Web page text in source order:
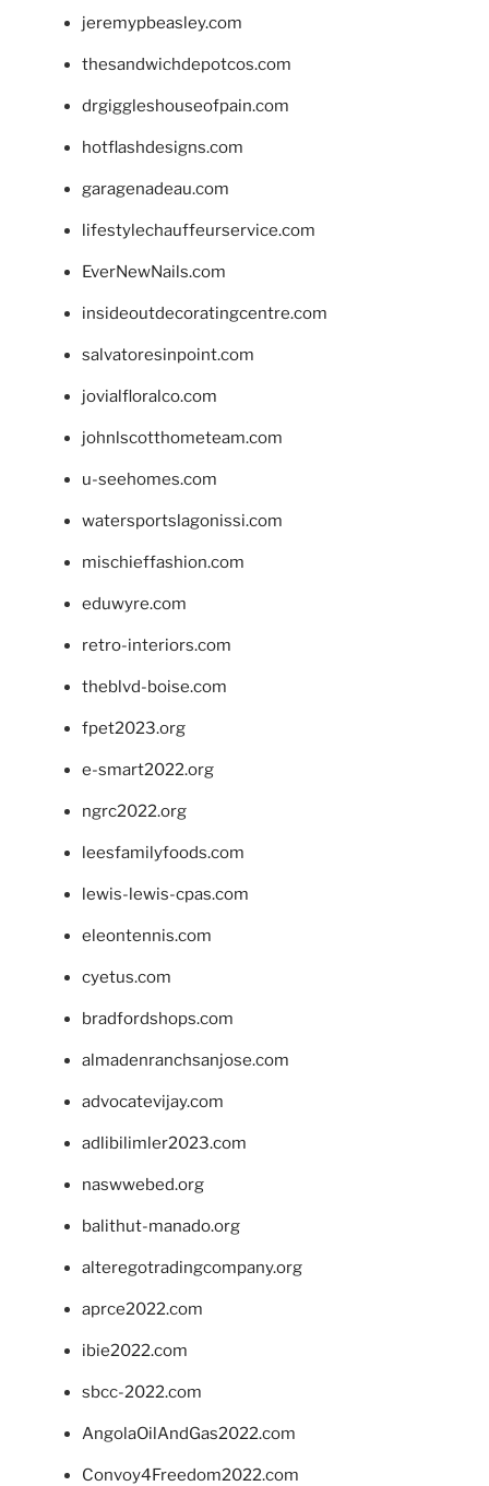
jeremypbeasley.com
thesandwichdepotcos.com
drgiggleshouseofpain.com
hotflashdesigns.com
garagenadeau.com
lifestylechauffeurservice.com
EverNewNails.com
insideoutdecoratingcentre.com
salvatoresinpoint.com
jovialfloralco.com
johnlscotthometeam.com
u-seehomes.com
watersportslagonissi.com
mischieffashion.com
eduwyre.com
retro-interiors.com
theblvd-boise.com
fpet2023.org
e-smart2022.org
ngrc2022.org
leesfamilyfoods.com
lewis-lewis-cpas.com
eleontennis.com
cyetus.com
bradfordshops.com
almadenranchsanjose.com
advocatevijay.com
adlibilimler2023.com
naswwebed.org
balithut-manado.org
alteregotradingcompany.org
aprce2022.com
ibie2022.com
sbcc-2022.com
AngolaOilAndGas2022.com
Convoy4Freedom2022.com